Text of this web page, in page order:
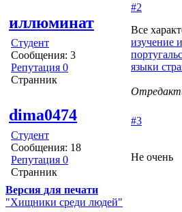
иллюминат
Студент
Сообщения: 3
Репутация 0
Странник
#2
Все
изучение
языки
dima0474
Студент
Сообщения: 18
Репутация 0
Странник
#3
Не очень
Версия для печати
"Хищники среди людей"